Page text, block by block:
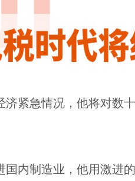
紧急情况，他将对数
内制造业，他用激进